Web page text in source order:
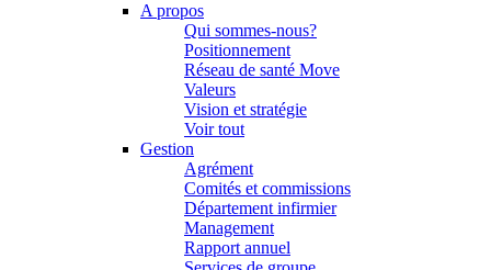
A propos
Qui sommes-nous?
Positionnement
Réseau de santé Move
Valeurs
Vision et stratégie
Voir tout
Gestion
Agrément
Comités et commissions
Département infirmier
Management
Rapport annuel